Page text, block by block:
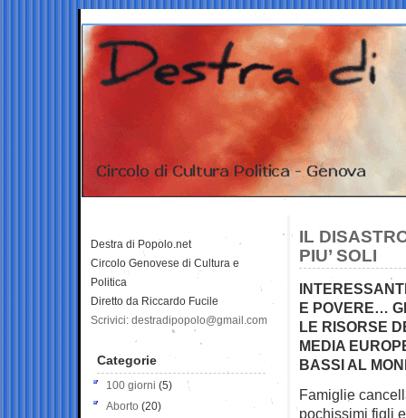
IL
PIU’ SOLI
E POVERE…
LE RISORSE
MEDIA
BASSI AL
Famiglie
pochissimi figli
Destra di Popolo.net
Circolo Genovese di Cultura e
Politica
Diretto da Riccardo Fucile
Scrivici: destradipopolo@gmail.com
Categorie
100 giorni (5)
Aborto (20)